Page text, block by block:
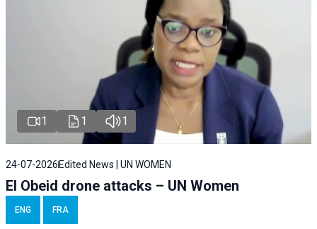
1 1 1
24-07-2026 Edited News | UN WOMEN
El Obeid drone attacks – UN Women
ENG FRA